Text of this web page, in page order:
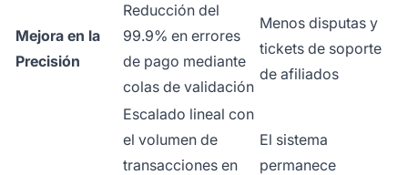
Mejora en la
Precisión
Reducción del
99.9% en errores
de pago mediante
colas de validación
Menos disputas y
tickets de soporte
de afiliados
Escalado lineal con
el volumen de
transacciones en
El sistema
permanece